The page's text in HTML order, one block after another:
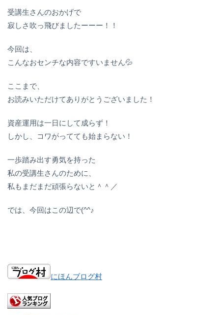
受講生さんのおかげで
寂しさ吹っ飛びましたーーー！！
今回は、
こんなおセンチな内容ですいません💦
ここまで、
お読みいただけてありがとうございました！
資産運用は一日にして成らず！
しかし、コワがってても始まらない！
一歩踏み出す勇気を持った
私の受講生さんのために、
私もまだまだ頑張らないと＾＾／
では、今回はこの辺で(^^♪
にほんブログ村